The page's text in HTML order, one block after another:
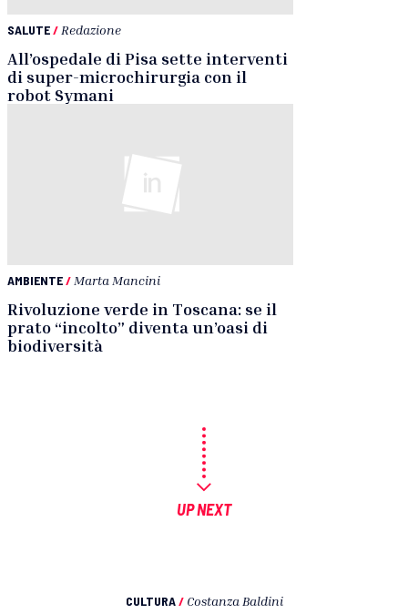
SALUTE/ Redazione
All’ospedale di Pisa sette interventi
di super-microchirurgia con il
robot Symani
AMBIENTE/ Marta Mancini
Rivoluzione verde in Toscana: se il
prato “incolto” diventa un’oasi di
biodiversità
UP NEXT
CULTURA / Costanza Baldini